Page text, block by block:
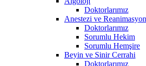
Doktorlarımız
Anestezi ve Reanimasyon
Doktorlarımız
Sorumlu Hekim
Sorumlu Hemşire
Beyin ve Sinir Cerrahi
Doktorlarımız